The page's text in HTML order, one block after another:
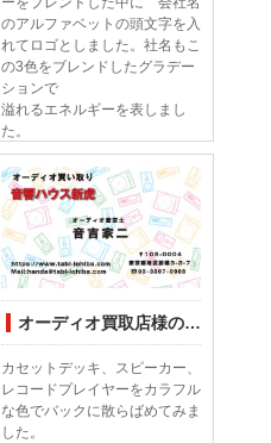
のアルファベットの頭文字を入
れてロゴとしました。社名もこ
の3色をブレンドしたグラデー
ションで
溢れるエネルギーを表しまし
た。
オーディオ買取店様の名刺印刷デザインしてみました
カセットデッキ、スピーカー、
レコードプレイヤーをカラフル
な色でバックに散らばめてみま
した。